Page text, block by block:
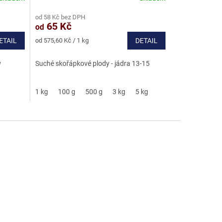
produktu
je
5,0
hvězdiček.
od 58 Kč bez DPH
od65 Kč
Měrná
od 575,60 Kč / 1 kg DETAIL
Suché skořápkové plody - jádra 13-15
1 kg 100 g 500 g 3 kg 5 kg